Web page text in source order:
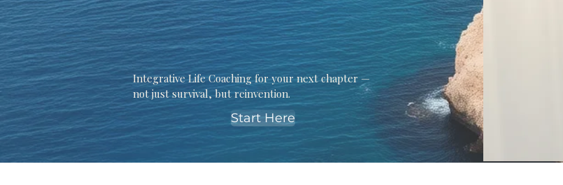
Integrative Life Coaching for your next chapter —
not just survival, but reinvention.
Start Here